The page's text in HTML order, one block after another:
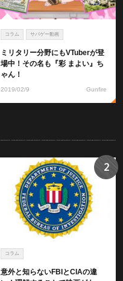
コラム サバゲー動画
ミリタリー分野にもVTuberが登
場中！その名も『彩 まよい』ち
ゃん！
2019/02/9 Gunfire
コラム
意外と知らないFBIとCIAの違
2